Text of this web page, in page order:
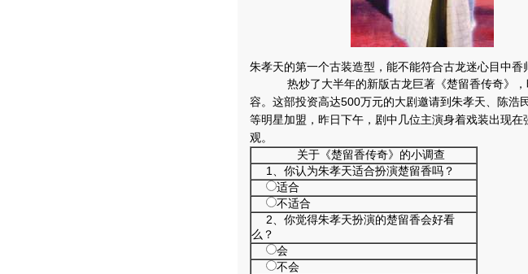
朱孝天的第一个古装造型，能不能符合古龙迷心目中香
热炒了大半年的新版古龙巨著《楚留香传奇》，
容。这部投资高达500万元的大剧邀请到朱孝天、陈浩
等明星加盟，昨日下午，剧中几位主演身着戏装出现
观。
关于《楚留香传奇》的小调查
1、你认为朱孝天适合扮演楚留香吗？
适合
不适合
2、你觉得朱孝天扮演的楚留香会好看
么？
会
不会